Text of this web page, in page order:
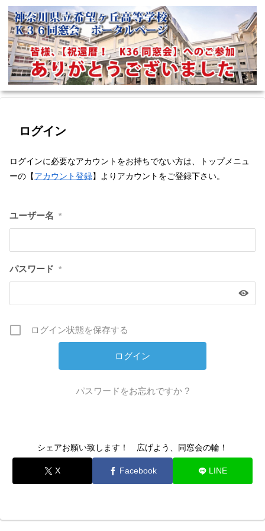
ログイン
ログインに必要なアカウントをお持ちでない方は、トップメニュ
ーの【アカウント登録】よりアカウントをご登録下さい。
ユーザー名 *
パスワード *
ログイン状態を保存する
パスワードをお忘れですか ?
シェアお願い致します！ 広げよう、同窓会の輪！
X Facebook LINE